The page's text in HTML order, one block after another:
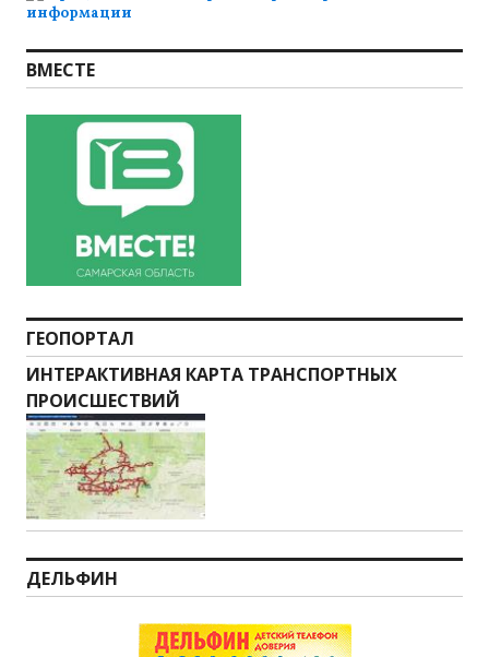
ВМЕСТЕ
ГЕОПОРТАЛ
ИНТЕРАКТИВНАЯ КАРТА ТРАНСПОРТНЫХ
ПРОИСШЕСТВИЙ
ДЕЛЬФИН